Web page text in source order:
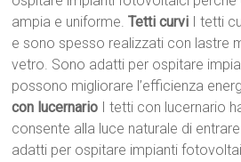
ampia e uniforme.Tetti curvi I tetti
e sono spesso realizzati con lastre
vetro. Sono adatti per ospitare
possono migliorare l’efficienza
con lucernario I tetti con lucernario
consente alla luce naturale di
adatti per ospitare impianti